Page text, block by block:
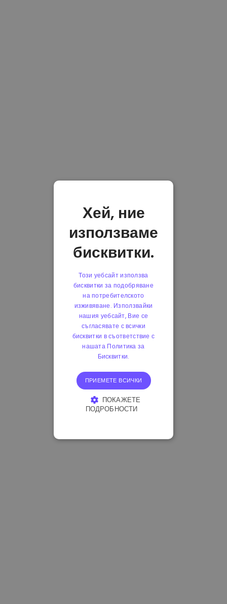
Хей, ние
използваме
бисквитки.
Този уебсайт използва
бисквитки за подобряване
на потребителското
изживяване. Използвайки
нашия уебсайт, Вие се
съгласявате с всички
бисквитки в съответствие с
нашата Политика за
Бисквитки.
ПРИЕМЕТЕ ВСИЧКИ
ПОКАЖЕТЕ
ПОДРОБНОСТИ